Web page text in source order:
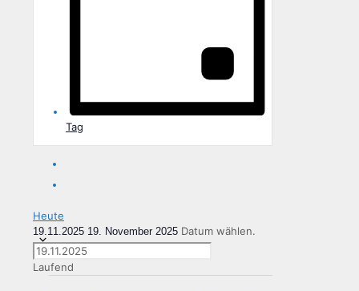
Tag
Heute
19.11.2025 19. November 2025 Datum wählen.
Laufend